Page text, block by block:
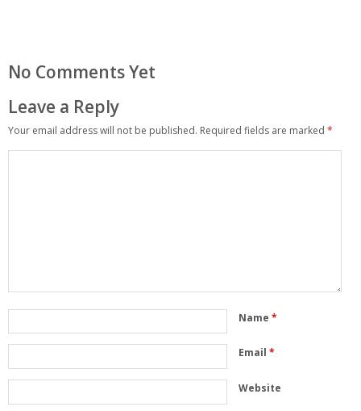
No Comments Yet
Leave a Reply
Your email address will not be published. Required fields are marked *
Name *
Email *
Website